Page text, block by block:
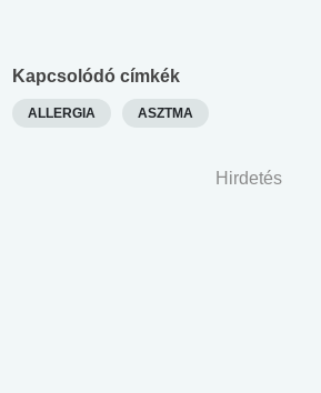
Kapcsolódó címkék
ALLERGIA ASZTMA
Hirdetés